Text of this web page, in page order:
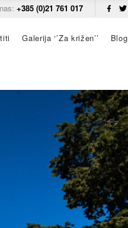
+385 (0)21 761 017
Galerija ‘’Za križen’’ Blog